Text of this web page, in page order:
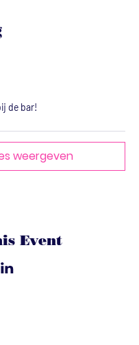
de bar!
weergeven
Event